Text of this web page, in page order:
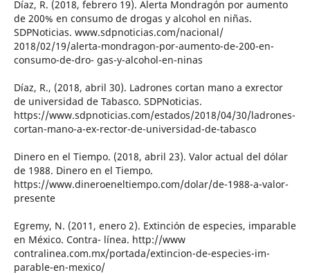
Díaz, R. (2018, febrero 19). Alerta Mondragón por aumento
de 200% en consumo de drogas y alcohol en niñas.
SDPNoticias. www.sdpnoticias.com/nacional/
2018/02/19/alerta-mondragon-por-aumento-de-200-en-
consumo-de-dro- gas-y-alcohol-en-ninas
Díaz, R., (2018, abril 30). Ladrones cortan mano a exrector
de universidad de Tabasco. SDPNoticias.
https://www.sdpnoticias.com/estados/2018/04/30/ladrones-
cortan-mano-a-ex-rector-de-universidad-de-tabasco
Dinero en el Tiempo. (2018, abril 23). Valor actual del dólar
de 1988. Dinero en el Tiempo.
https://www.dineroeneltiempo.com/dolar/de-1988-a-valor-
presente
Egremy, N. (2011, enero 2). Extinción de especies, imparable
en México. Contra- línea. http://www
contralinea.com.mx/portada/extincion-de-especies-im-
parable-en-mexico/